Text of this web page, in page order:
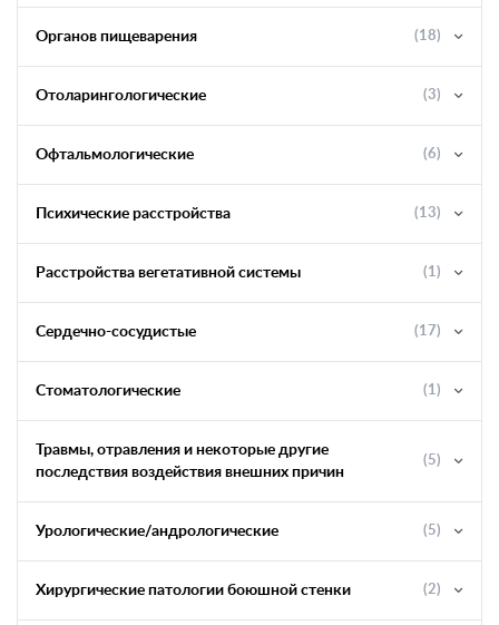
Органов пищеварения (18)
Отоларингологические (3)
Офтальмологические (6)
Психические расстройства (13)
Расстройства вегетативной системы (1)
Сердечно-сосудистые (17)
Стоматологические (1)
Травмы, отравления и некоторые другие
последствия воздействия внешних причин
(5)
Урологические/андрологические (5)
Хирургические патологии боюшной стенки (2)